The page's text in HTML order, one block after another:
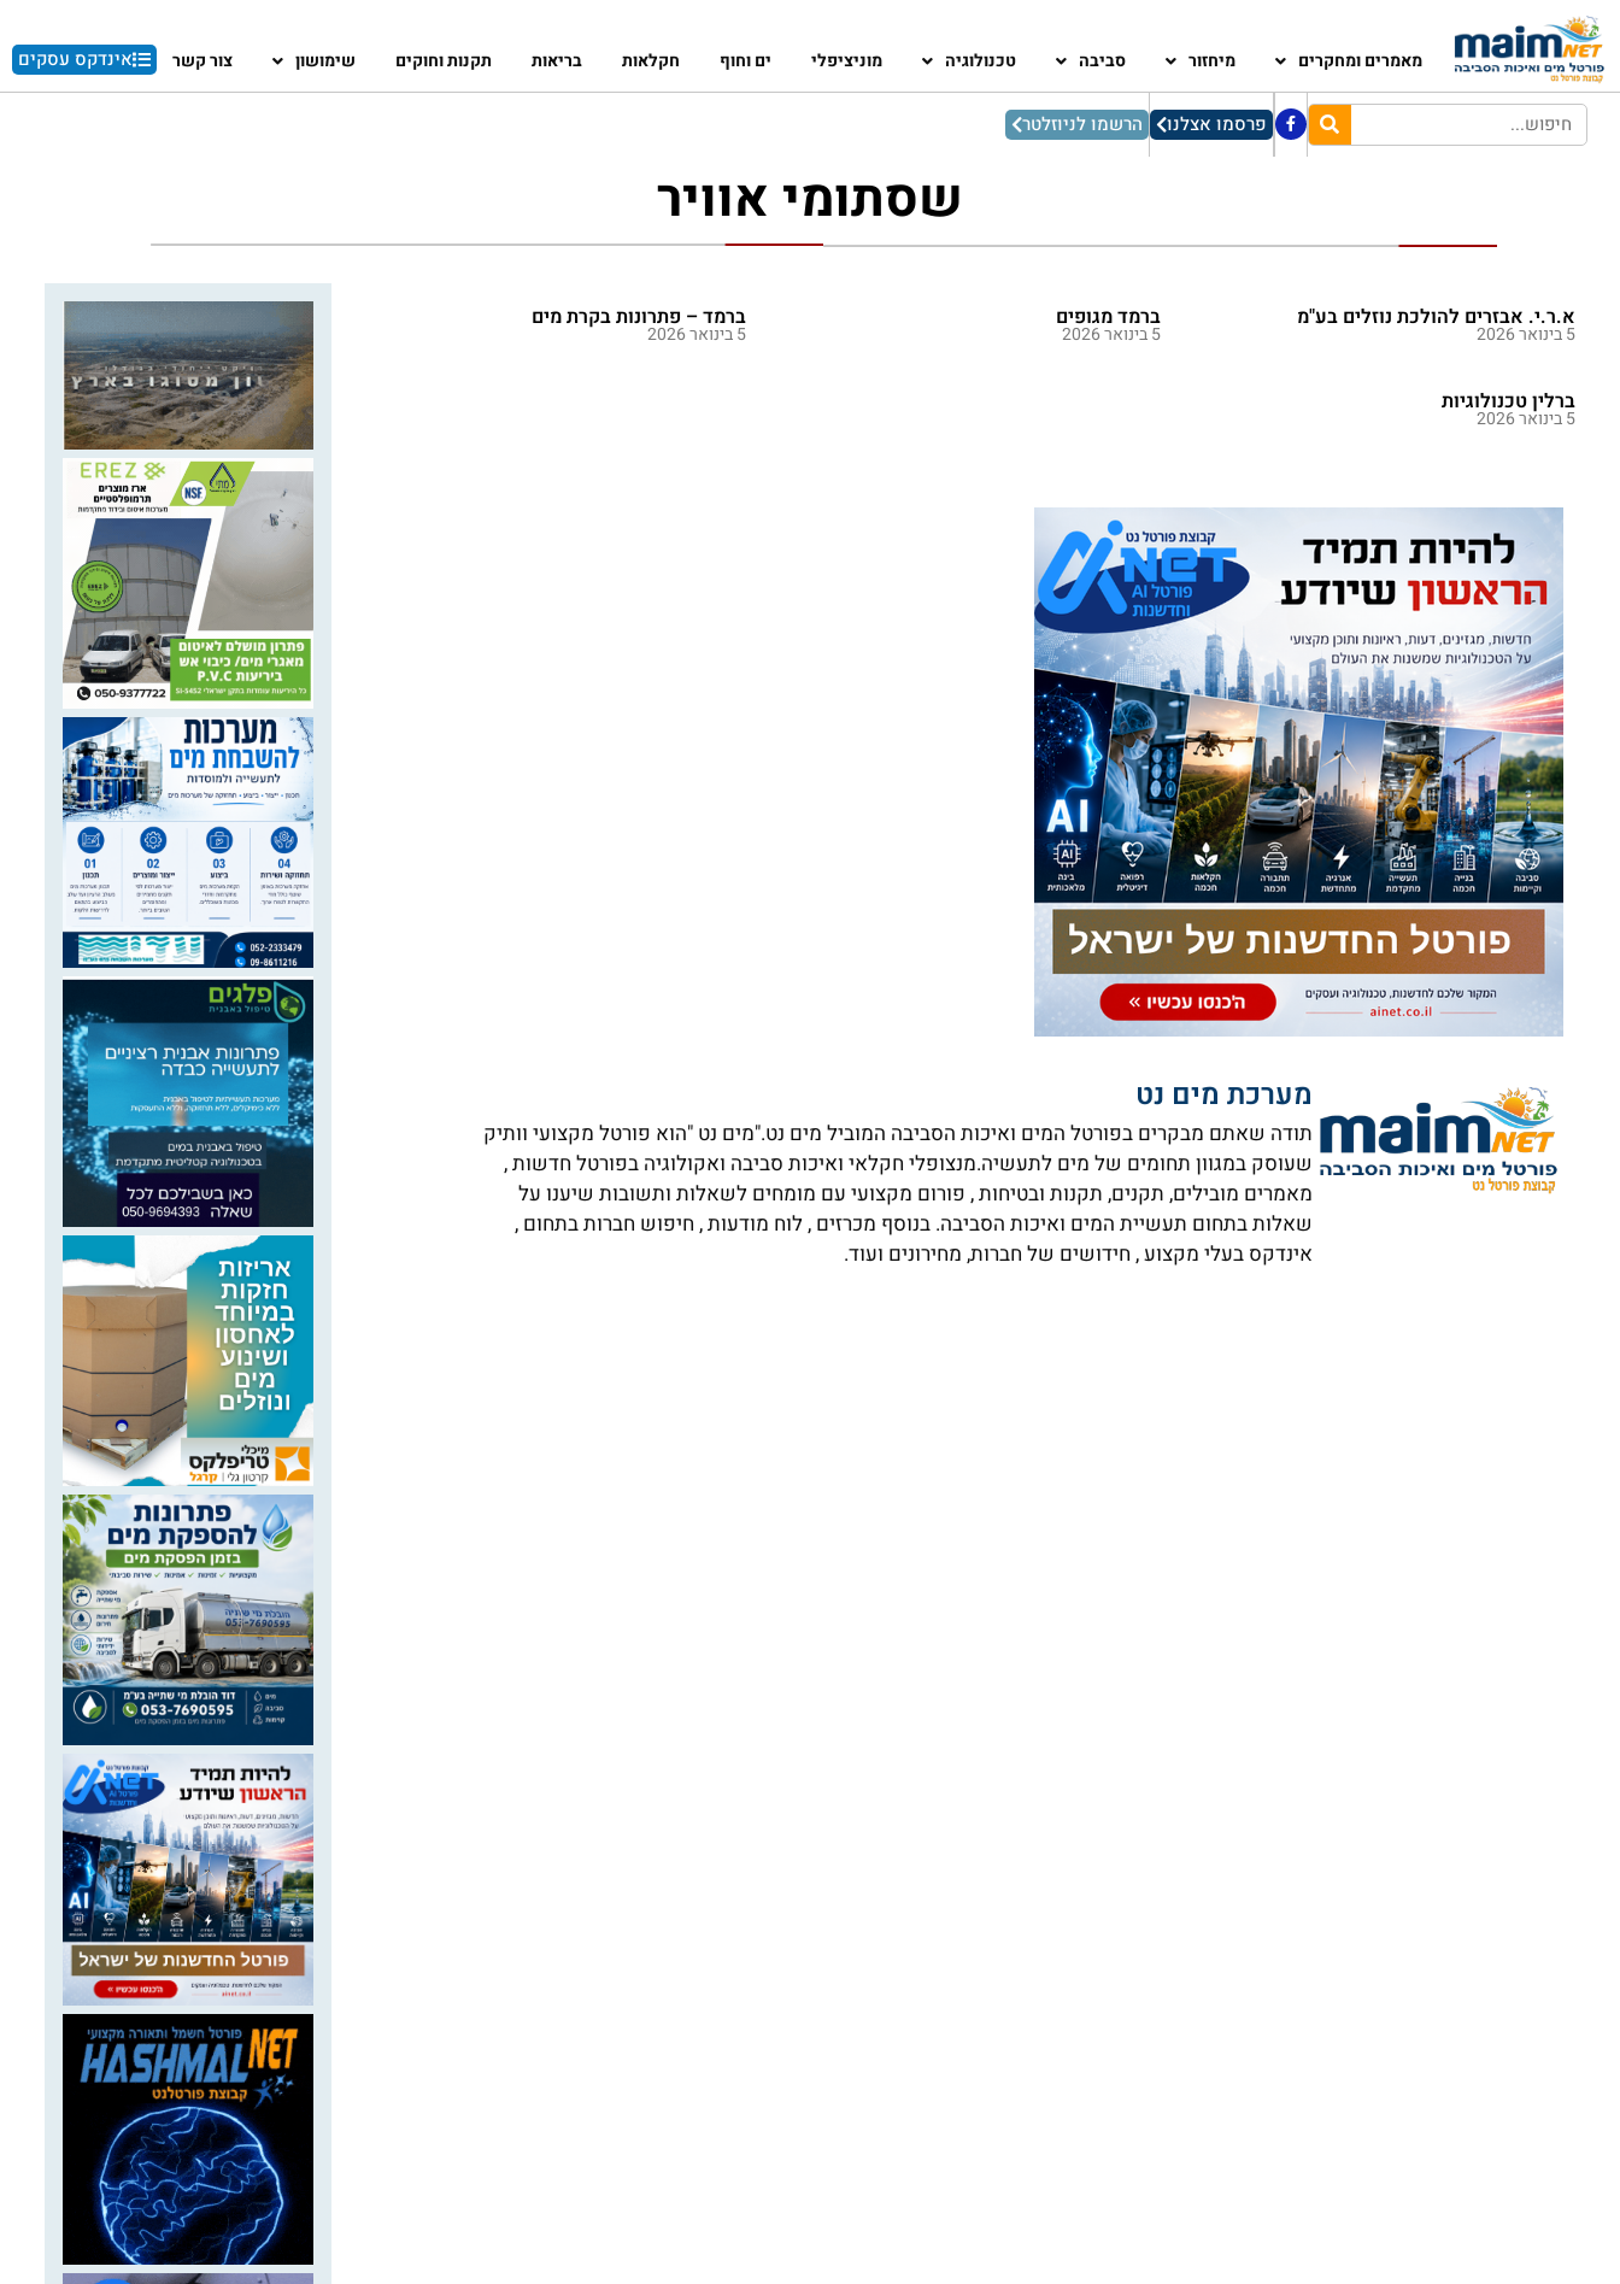
מאמרים ומחקרים מיחזור סביבה טכנולוגיה מוניציפלי ים וחוף חקלאות בריאות תקנות וחוקים שימושון צור קשר אינדקס עסקים
פרסמו אצלנו הרשמו לניוזלטר
שסתומי אוויר
א.ר.י. אבזרים להולכת נוזלים בע"מ
5 בינואר 2026
ברמד מגופים
5 בינואר 2026
ברמד – פתרונות בקרת מים
5 בינואר 2026
ברלין טכנולוגיות
5 בינואר 2026
מערכת מים נט
תודה שאתם מבקרים בפורטל המים ואיכות הסביבה המוביל מים נט."מים נט "הוא פורטל מקצועי וותיק
שעוסק במגוון תחומים של מים לתעשיה.מנצופלי חקלאי ואיכות סביבה ואקולוגיה בפורטל חדשות ,
מאמרים מובילים, תקנים, תקנות ובטיחות , פורום מקצועי עם מומחים לשאלות ותשובות שיענו על
שאלות בתחום תעשיית המים ואיכות הסביבה. בנוסף מכרזים , לוח מודעות , חיפוש חברות בתחום ,
אינדקס בעלי מקצוע , חידושים של חברות, מחירונים ועוד.